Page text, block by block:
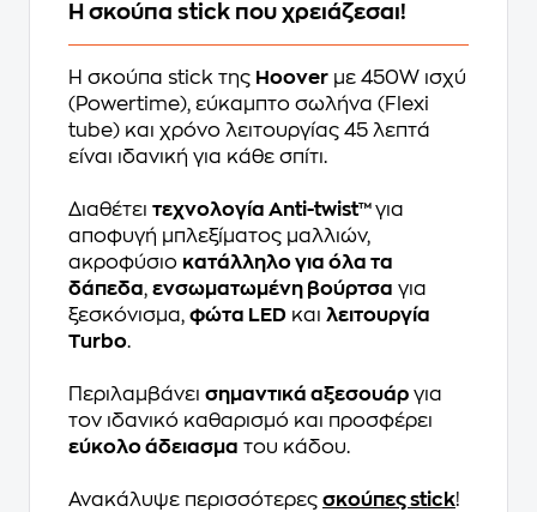
H σκούπα stick που χρειάζεσαι!
Η σκούπα stick της Hoover με 450W ισχύ
(Powertime), εύκαμπτο σωλήνα (Flexi
tube) και χρόνο λειτουργίας 45 λεπτά
είναι ιδανική για κάθε σπίτι.
Διαθέτει τεχνολογία Anti-twist™για
αποφυγή μπλεξίματος μαλλιών,
ακροφύσιο κατάλληλο για όλα τα
δάπεδα, ενσωματωμένη βούρτσα για
ξεσκόνισμα, φώτα LED και λειτουργία
Turbo.
Περιλαμβάνει σημαντικά αξεσουάρ για
τον ιδανικό καθαρισμό και προσφέρει
εύκολο άδειασμα του κάδου.
Ανακάλυψε περισσότερες σκούπες stick!